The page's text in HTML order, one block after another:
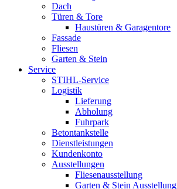
Dach
Türen & Tore
Haustüren & Garagentore
Fassade
Fliesen
Garten & Stein
Service
STIHL-Service
Logistik
Lieferung
Abholung
Fuhrpark
Betontankstelle
Dienstleistungen
Kundenkonto
Ausstellungen
Fliesenausstellung
Garten & Stein Ausstellung